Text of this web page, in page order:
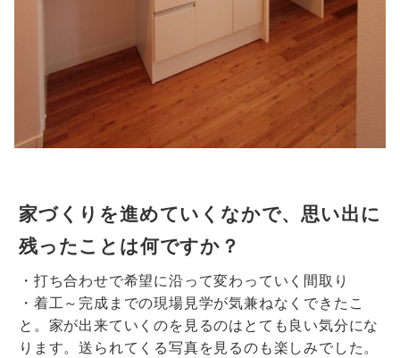
家づくりを進めていくなかで、思い出に
残ったことは何ですか？
・打ち合わせで希望に沿って変わっていく間取り
・着工～完成までの現場見学が気兼ねなくできたこ
と。家が出来ていくのを見るのはとても良い気分にな
ります。送られてくる写真を見るのも楽しみでした。